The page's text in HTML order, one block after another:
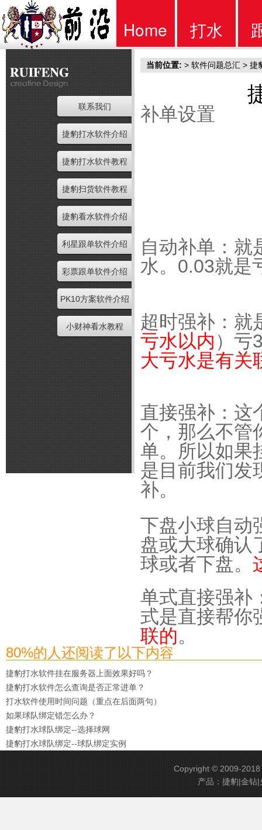
Home
首页
打水
软件
联系我们
捷豹打水软件介绍
捷豹打水软件教程
捷豹扫货软件教程
捷豹看水软件介绍
利星跟单软件介绍
彩票跟单软件介绍
PK10方案软件介绍
小财神看水教程
当前位置: > 软件问题总汇 > 捷
补单设置
自动补单：就
水。0.03就是
超时强补：就
亏水以内 ）亏
大亏水是有关
直接强补：这
个，那么不管
单。所以如果
是目前我们发
补。
下盘小球自动
盘或大球确认
球或者下盘。
单式直接强补
式是直接帮你
联的。
80%的人还阅读了以下内容
捷豹打水软件挂在服务器上面效果好吗？
捷豹打水软件怎么查询是否正常进单？
打水软件使用时间问题（重点在后面两句）
如果球队绑定错怎么办？
捷豹打水球队绑定--选择球网
捷豹打水球队绑定--球队绑定实例
Copyright © 2009-
产品：捷豹|金钻